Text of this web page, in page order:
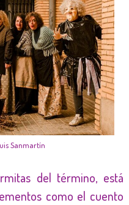
Sanmartín
del término, está
como el cuento